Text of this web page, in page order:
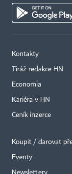
Kontakty
Tiráž redakce HN
Economia
Kariéra v HN
Ceník inzerce
Koupit / darovat
Eventy
Newslettery